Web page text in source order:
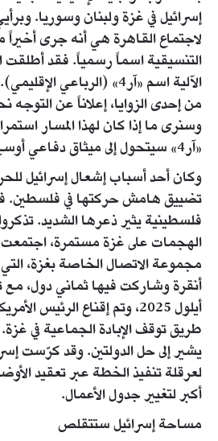
إسرائيل في غزة ولبنان وسوريا.
لاجتماع القاهرة هي أنه جرى أخيراً
التنسيقية اسماً رسمياً. فقد أطلقت
الآلية اسم «آر4» (الرباعي
من إحدى الزوايا، إعلاناً عن التوجه
وسنرى ما إذا كان لهذا المسار
«آر4» سيتحول إلى ميثاق دفاعي أوسع نطاقاً.
وكان أحد أسباب إشعال إسرائيل
تضييق هامش حركتها في فلسطين.
فلسطينية يثير ذعرها الشديد.
الهجمات على غزة مستمرة، اجتمعت
مجموعة الاتصال الخاصة بغزة،
أنقرة وشاركت فيها ثماني دول،
أيلول 2025، وتم إقناع
طريق توقف الإبادة الجماعية في
يشير إلى حل الدولتين. وقد كرّست
لعرقلة تنفيذ الخطة عبر تعقيد
أكبر لتغيير جدول الأعمال.
مساحة إسرائيل ستتقلص